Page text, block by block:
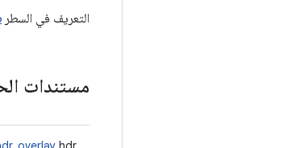
التعريف في السطر
مستندات